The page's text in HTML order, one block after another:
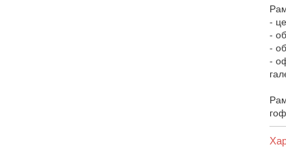
-
-
-
-